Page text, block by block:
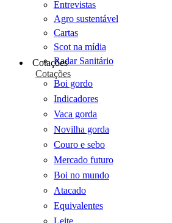
Entrevistas
Agro sustentável
Cartas
Scot na mídia
Radar Sanitário
Cotações
Cotações
Boi gordo
Indicadores
Vaca gorda
Novilha gorda
Couro e sebo
Mercado futuro
Boi no mundo
Atacado
Equivalentes
Leite